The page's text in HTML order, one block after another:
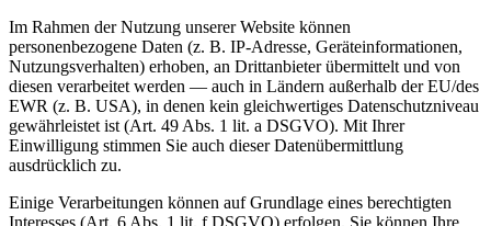
Im Rahmen der Nutzung unserer Website können
personenbezogene Daten (z. B. IP-Adresse, Geräteinformationen,
Nutzungsverhalten) erhoben, an Drittanbieter übermittelt und von
diesen verarbeitet werden — auch in Ländern außerhalb der EU/des
EWR (z. B. USA), in denen kein gleichwertiges Datenschutzniveau
gewährleistet ist (Art. 49 Abs. 1 lit. a DSGVO). Mit Ihrer
Einwilligung stimmen Sie auch dieser Datenübermittlung
ausdrücklich zu.
Einige Verarbeitungen können auf Grundlage eines berechtigten
Interesses (Art. 6 Abs. 1 lit. f DSGVO) erfolgen. Sie können Ihre